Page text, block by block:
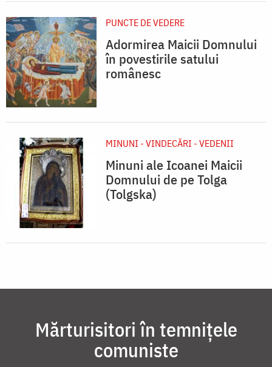
PUNCTE DE VEDERE
Adormirea Maicii Domnului
în povestirile satului
românesc
MINUNI - VINDECĂRI - VEDENII
Minuni ale Icoanei Maicii
Domnului de pe Tolga
(Tolgska)
Mărturisitori în temnițele
comuniste